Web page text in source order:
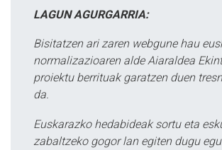
LAGUN AGURGARRIA:
Bisitatzen ari zaren webgune hau
normalizazioaren alde Aiaraldea
proiektu berrituak garatzen duen
da.
Euskarazko hedabideak sortu eta
zabaltzeko gogor lan egiten dugu